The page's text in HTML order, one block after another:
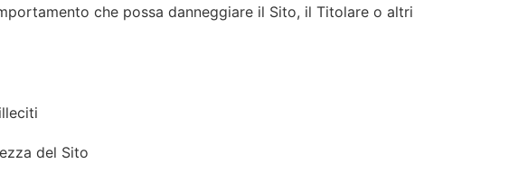
che possa danneggiare il Sito, il Titolare o altri
del Sito